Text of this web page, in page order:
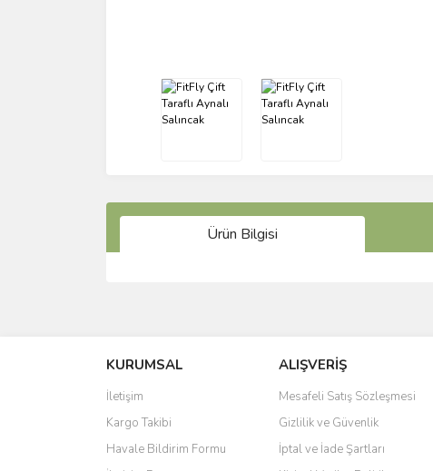
Ürün Bilgisi
Ürün resmi kalitesiz, bozuk veya görüntülenemiyor.
Ürün açıklamasında eksik bilgiler bulunuyor.
Ürün bilgilerinde hatalar bulunuyor.
Ürün fiyatı diğer sitelerden daha pahalı.
Bu ürüne benzer farklı alternatifler olmalı.
KURUMSAL
İletişim
Kargo Takibi
Havale Bildirim Formu
ALIŞVERİŞ
Mesafeli Satış Sözleşmesi
Gizlilik ve Güvenlik
İptal ve İade Şartları